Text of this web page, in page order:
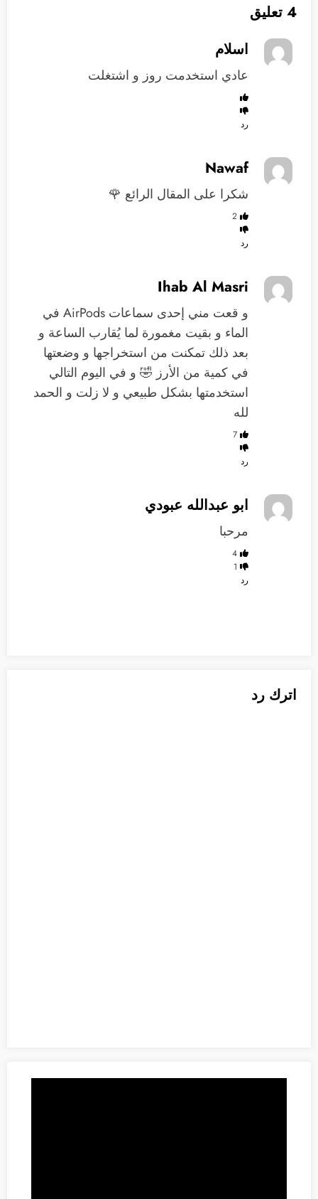
4 تعليق
اسلام
عادي استخدمت روز و اشتغلت
رد
Nawaf
شكرا على المقال الرائع 🌹
2
رد
Ihab Al Masri
و قعت مني إحدى سماعات AirPods في
الماء و بقيت مغمورة لما يُقارب الساعة و
بعد ذلك تمكنت من استخراجها و وضعتها
في كمية من الأرز 🤣 و في اليوم التالي
استخدمتها بشكل طبيعي و لا زلت و الحمد
لله
7
رد
ابو عبدالله عبودي
مرحبا
4
1
رد
اترك رد